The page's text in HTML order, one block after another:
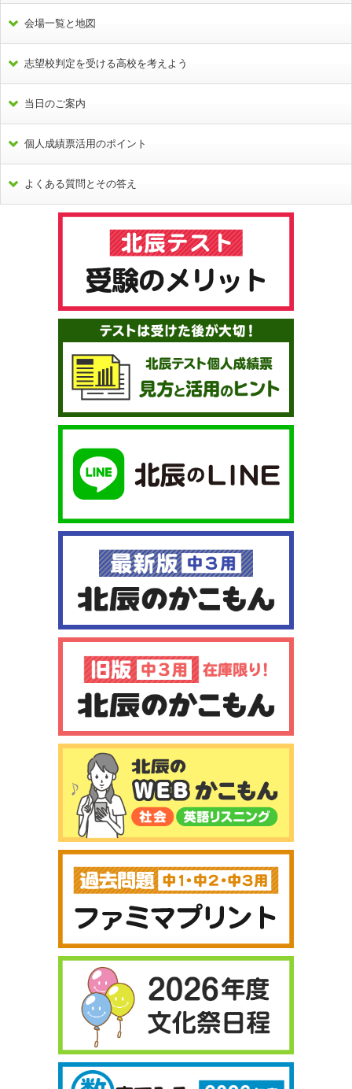
会場一覧と地図
志望校判定を受ける高校を考えよう
当日のご案内
個人成績票活用のポイント
よくある質問とその答え